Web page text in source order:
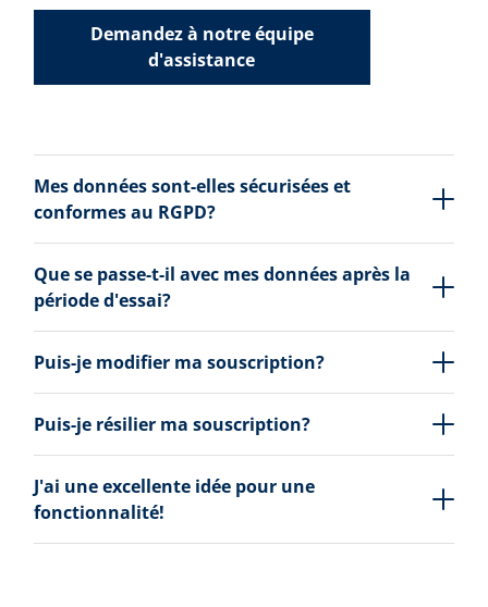
Demandez à notre équipe
d'assistance
Mes données sont-elles sécurisées et
conformes au RGPD?
Que se passe-t-il avec mes données après la
période d'essai?
Puis-je modifier ma souscription?
Puis-je résilier ma souscription?
J'ai une excellente idée pour une
fonctionnalité!